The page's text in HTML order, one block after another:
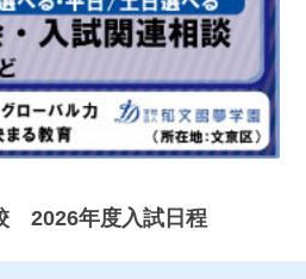
2026年度入試日程